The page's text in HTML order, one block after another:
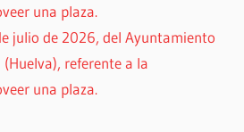
una plaza.
julio de 2026, del Ayuntamiento
referente a la
una plaza.